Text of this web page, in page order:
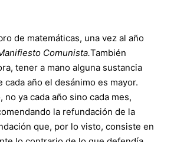
de matemáticas, una vez al año
Comunista.También
tener a mano alguna sustancia
año el desánimo es mayor.
no ya cada año sino cada mes,
la refundación de la
que, por lo visto, consiste en